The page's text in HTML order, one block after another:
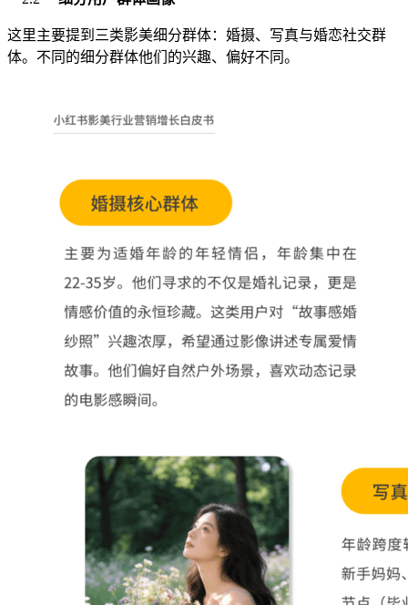
这里主要提到三类影美细分群体：婚摄、写真与婚恋社交群
体。不同的细分群体他们的兴趣、偏好不同。